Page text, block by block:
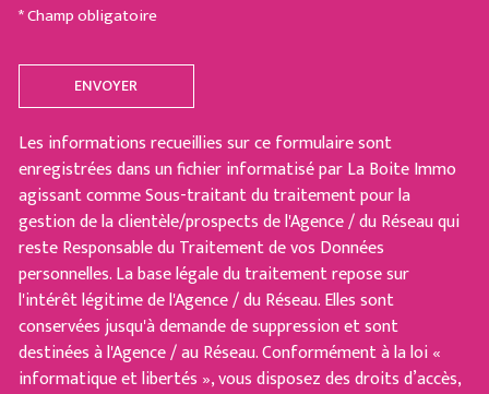
* Champ obligatoire
ENVOYER
Les informations recueillies sur ce formulaire sont
enregistrées dans un fichier informatisé par La Boite Immo
agissant comme Sous-traitant du traitement pour la
gestion de la clientèle/prospects de l'Agence / du Réseau qui
reste Responsable du Traitement de vos Données
personnelles. La base légale du traitement repose sur
l'intérêt légitime de l'Agence / du Réseau. Elles sont
conservées jusqu'à demande de suppression et sont
destinées à l'Agence / au Réseau. Conformément à la loi «
informatique et libertés », vous disposez des droits d’accès,